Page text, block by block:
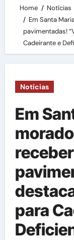
Home
Notícias
Em Santa
pavimentadas!
Cadeirante e
Notícias
Em
para